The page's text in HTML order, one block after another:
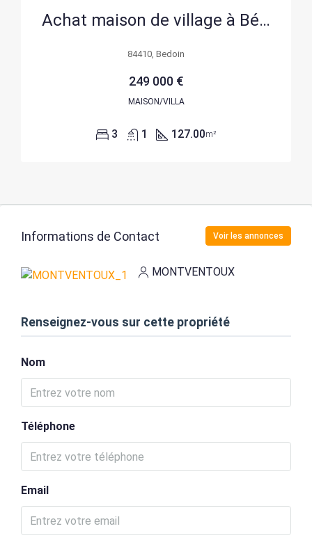
Achat maison de village à Bédoin avec patio et 3 chambres
84410, Bedoin
249 000 €
MAISON/VILLA
3 1 127.00m²
Informations de Contact Voir les annonces
MONTVENTOUX
Renseignez-vous sur cette propriété
Nom
Téléphone
Email